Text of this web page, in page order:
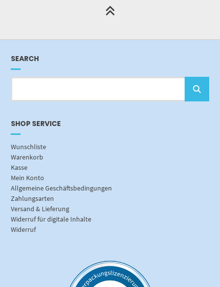
SEARCH
SHOP SERVICE
Wunschliste
Warenkorb
Kasse
Mein Konto
Allgemeine Geschäftsbedingungen
Zahlungsarten
Versand & Lieferung
Widerruf für digitale Inhalte
Widerruf